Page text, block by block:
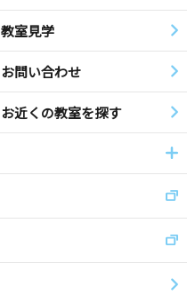
教室見学
お問い合わせ
お近くの教室を探す